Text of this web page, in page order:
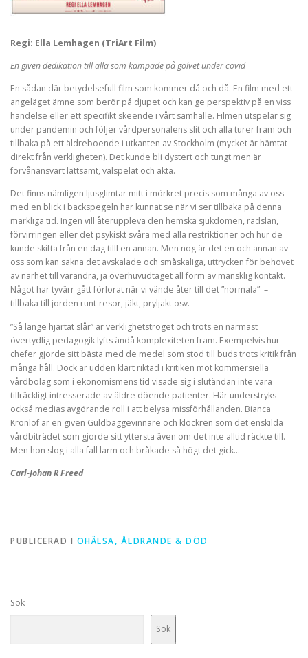
Regi: Ella Lemhagen (TriArt Film)
En given dedikation till alla som kämpade på golvet under covid
En sådan där betydelsefull film som kommer då och då. En film med ett
angeläget ämne som berör på djupet och kan ge perspektiv på en viss
händelse eller ett specifikt skeende i vårt samhälle. Filmen utspelar sig
under pandemin och följer vårdpersonalens slit och alla turer fram och
tillbaka på ett äldreboende i utkanten av Stockholm (mycket är hämtat
direkt från verkligheten). Det kunde bli dystert och tungt men är
förvånansvärt lättsamt, välspelat och äkta.
Det finns nämligen ljusglimtar mitt i mörkret precis som många av oss
med en blick i backspegeln har kunnat se när vi ser tillbaka på denna
märkliga tid. Ingen vill återuppleva den hemska sjukdomen, rädslan,
förvirringen eller det psykiskt svåra med alla restriktioner och hur de
kunde skifta från en dag tilll en annan. Men nog är det en och annan av
oss som kan sakna det avskalade och småskaliga, uttrycken för behovet
av närhet till varandra, ja överhuvudtaget all form av mänsklig kontakt.
Något har tyvärr gått förlorat när vi vände åter till det ”normala” –
tillbaka till jorden runt-resor, jäkt, pryljakt osv.
”Så länge hjärtat slår” är verklighetstroget och trots en närmast
övertydlig pedagogik lyfts ändå komplexiteten fram. Exempelvis hur
chefer gjorde sitt bästa med de medel som stod till buds trots kritik från
många håll. Dock är udden klart riktad i kritiken mot kommersiella
vårdbolag som i ekonomismens tid visade sig i slutändan inte vara
tillräckligt intresserade av äldre döende patienter. Här understryks
också medias avgörande roll i att belysa missförhållanden. Bianca
Kronlöf är en given Guldbaggevinnare och klockren som det enskilda
vårdbiträdet som gjorde sitt yttersta även om det inte alltid räckte till.
Men hon slog i alla fall larm och bråkade så högt det gick…
Carl-Johan R Freed
PUBLICERAD I OHÄLSA, ÅLDRANDE & DÖD
Sök
Sök